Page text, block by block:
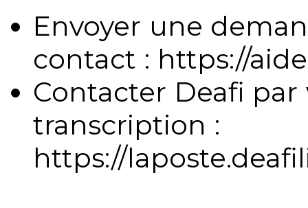
Envoyer une
contact : https://
Contacter Deafi
transcription :
https://